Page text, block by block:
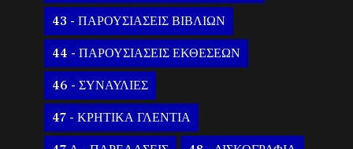
43 - ΠΑΡΟΥΣΙΑΣΕΙΣ ΒΙΒΛΙΩΝ
44 - ΠΑΡΟΥΣΙΑΣΕΙΣ ΕΚΘΕΣΕΩΝ
46 - ΣΥΝΑΥΛΙΕΣ
47 - ΚΡΗΤΙΚΑ ΓΛΕΝΤΙΑ